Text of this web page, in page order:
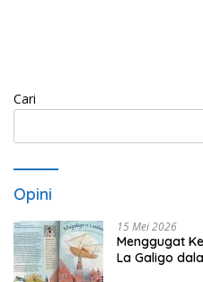
Cari
Opini
15 Mei 2026
Menggugat
La Galigo